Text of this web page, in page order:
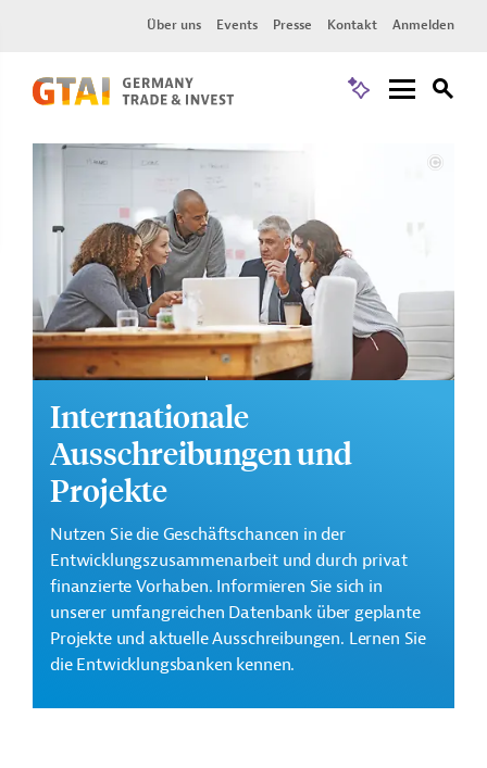
Über uns Events Presse Kontakt Anmelden
Internationale
Ausschreibungen und
Projekte
Nutzen Sie die Geschäftschancen in der
Entwicklungszusammenarbeit und durch privat
finanzierte Vorhaben. Informieren Sie sich in
unserer umfangreichen Datenbank über geplante
Projekte und aktuelle Ausschreibungen. Lernen Sie
die Entwicklungsbanken kennen.